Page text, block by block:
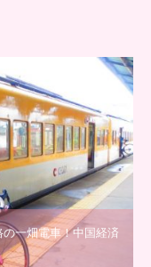
一畑電車！中国経済